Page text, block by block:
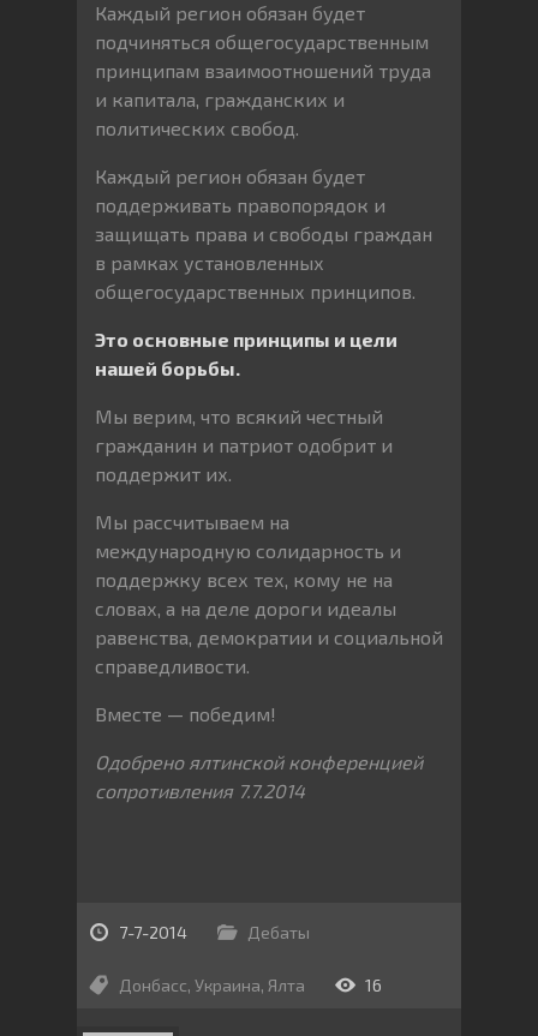
Каждый регион обязан будет
подчиняться общегосударственным
принципам взаимоотношений труда
и капитала, гражданских и
политических свобод.
Каждый регион обязан будет
поддерживать правопорядок и
защищать права и свободы граждан
в рамках установленных
общегосударственных принципов.
Это основные принципы и цели
нашей борьбы.
Мы верим, что всякий честный
гражданин и патриот одобрит и
поддержит их.
Мы рассчитываем на
международную солидарность и
поддержку всех тех, кому не на
словах, а на деле дороги идеалы
равенства, демократии и социальной
справедливости.
Вместе — победим!
Одобрено ялтинской конференцией
сопротивления 7.7.2014
7-7-2014 Дебаты
Донбасс, Украина, Ялта 16